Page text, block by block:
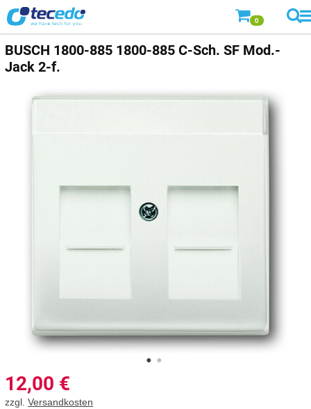
0
BUSCH 1800-885 1800-885 C-Sch. SF Mod.-
Jack 2-f.
12,00 €
zzgl. Versandkosten